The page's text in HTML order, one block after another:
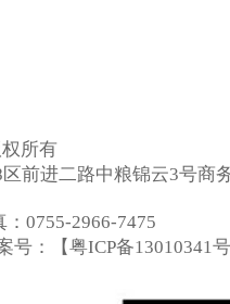
所有
前进二路中粮锦云3号商
：0755-2966-7475
号：【粤ICP备13010341号